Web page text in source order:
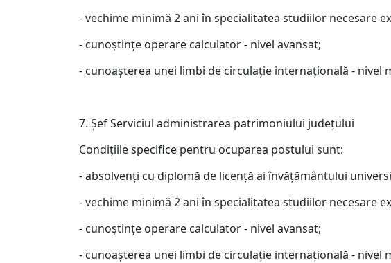
- vechime minimă 2 ani în specialitatea studiilor necesare
- cunoştinţe operare calculator - nivel avansat;
- cunoaşterea unei limbi de circulaţie internaţională - nivel
7. Şef Serviciul administrarea patrimoniului judeţului
Condiţiile specifice pentru ocuparea postului sunt:
- absolvenţi cu diplomă de licenţă ai învăţământului
- vechime minimă 2 ani în specialitatea studiilor necesare
- cunoştinţe operare calculator - nivel avansat;
- cunoaşterea unei limbi de circulaţie internaţională - nivel